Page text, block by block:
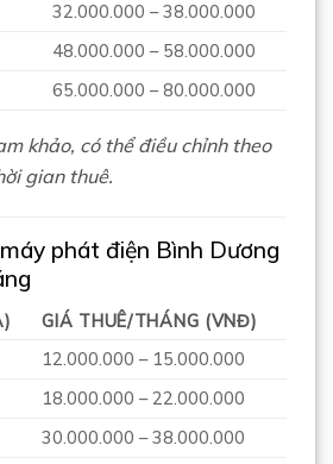
32.000.000 – 38.000.000
48.000.000 – 58.000.000
65.000.000 – 80.000.000
khảo, có thể điều chỉnh theo
gian thuê.
phát điện Bình Dương
GIÁ THUÊ/THÁNG (VNĐ)
12.000.000 – 15.000.000
18.000.000 – 22.000.000
30.000.000 – 38.000.000